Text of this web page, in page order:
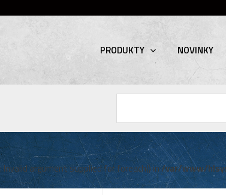
PRODUKTY NOVINKY
: Invalid argument supplied for foreach() in/var/www/